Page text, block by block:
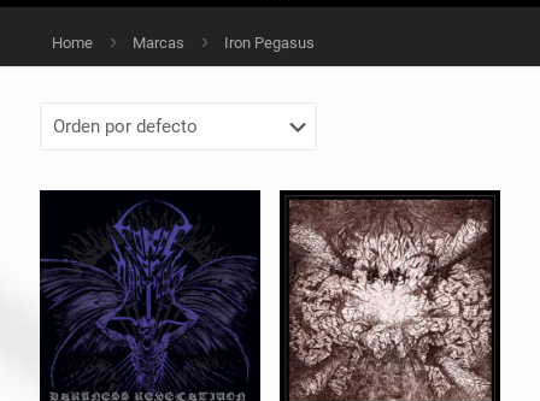
Home Marcas Iron Pegasus